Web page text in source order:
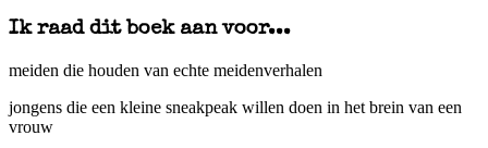
Ik raad dit boek aan voor...
meiden die houden van echte meidenverhalen
jongens die een kleine sneakpeak willen doen in het brein van een
vrouw